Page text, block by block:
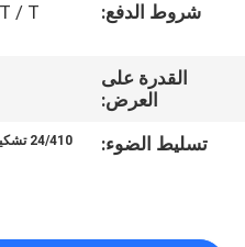
الجودة
شروط الدفع:
القدرة على
العرض:
تسليط الضوء: